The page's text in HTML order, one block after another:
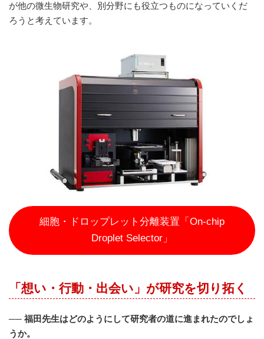
が他の微生物研究や、別分野にも役立つものになっていくだ
ろうと考えています。
細胞・ドロップレット分離装置「On-chip
Droplet Selector」
「想い・行動・出会い」が研究を切り拓く
── 福田先生はどのようにして研究者の道に進まれたのでしょ
うか。